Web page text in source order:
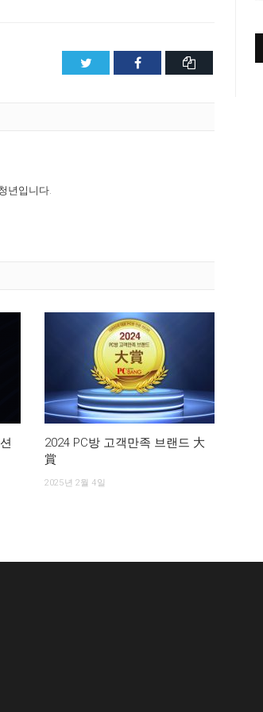
Twitter Facebook 클
년입니다.
2024 PC방 고객만족 브랜드 大
賞
2025년 2월 4일